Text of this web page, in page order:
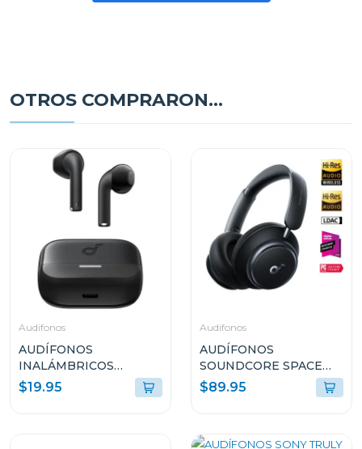
OTROS COMPRARON...
Audifonos
AUDÍFONOS
INALÁMBRICOS
SOUNDCORE K20i
NEGRO A3994Z11
$19.95
Audifonos
AUDÍFONOS
SOUNDCORE SPACE
Q45 CANCELACIÓN DE
RUIDO Y LARGA
$89.95